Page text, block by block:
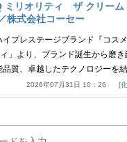
ミリオリティ ザ クリー
株式会社コーセー
プレステージブランド『コス
」より、ブランド誕生から磨
品質、卓越したテクノロジー
2026年07月31日 10：26